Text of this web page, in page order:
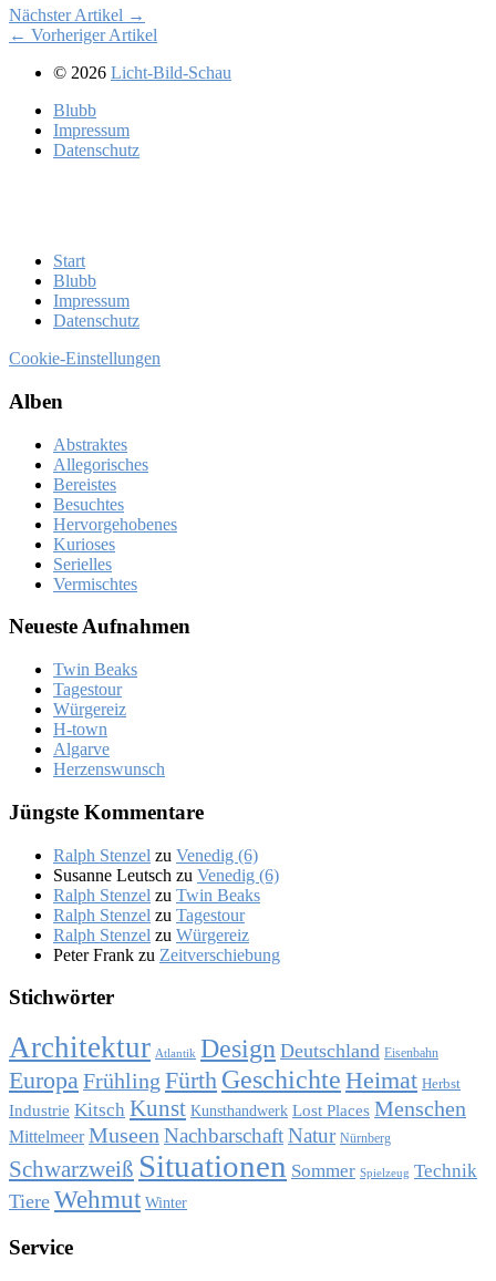
Nächster Artikel →
← Vorheriger Artikel
© 2026 Licht-Bild-Schau
Blubb
Im­pres­sum
Da­ten­schutz
Start
Blubb
Im­pres­sum
Da­ten­schutz
Cookie-Einstellungen
Al­ben
Abstraktes
Allegorisches
Bereistes
Besuchtes
Hervorgehobenes
Kurioses
Serielles
Vermischtes
Neue­ste Auf­nah­men
Twin Beaks
Ta­ges­tour
Wür­ge­reiz
H‑town
Al­gar­ve
Her­zens­wunsch
Jüng­ste Kom­men­ta­re
Ralph Stenzel zu Ve­ne­dig (6)
Susanne Leutsch zu Ve­ne­dig (6)
Ralph Stenzel zu Twin Beaks
Ralph Stenzel zu Ta­ges­tour
Ralph Stenzel zu Wür­ge­reiz
Peter Frank zu Zeit­ver­schie­bung
Stich­wör­ter
Architektur Atlantik Design Deutschland Eisenbahn
EuropaFrühling Fürth Geschichte Heimat Herbst
Industrie Kitsch Kunst Kunsthandwerk Lost Places Menschen
Mittelmeer Museen NachbarschaftNatur Nürnberg
Schwarzweiß Situationen Sommer Spielzeug Technik
Tiere Wehmut Winter
Ser­vice